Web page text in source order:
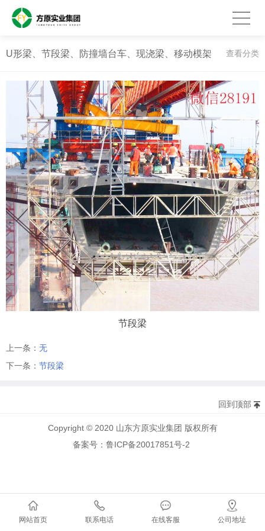
U形梁、节段梁、防撞墙台车、现浇梁、移动模架 查看分类
节段梁
上一条： 无
下一条： 节段梁
网站首页 联系电话 在线客服 公司地址
回到顶部
Copyright © 2020 山东方原实业集团 版权所有
备案号：鲁ICP备20017851号-2